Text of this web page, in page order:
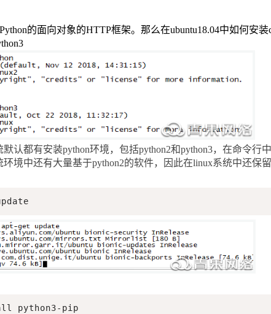
操作指南
云市场
创宇信用
其他
财务相关
合同协议
Python的面向对象的HTTP框架。 那么在ubuntu18.04中如何安装
默认都有安装python环境，包括python2和python3，在命令行中
环境中还有大量基于python2的软件，因此在linux系统中还保
python3-pip